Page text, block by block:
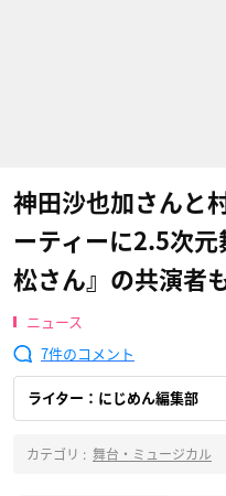
神田沙也加さんと
ーティーに2.5次
松さん』の共演者
ニュース
7
ライター：にじめん編集部
カテゴリ : 舞台・ミュージカル